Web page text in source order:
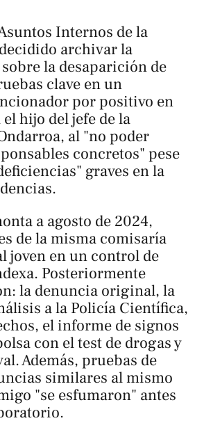
Internos de la
archivar la
la desaparición de
clave en un
por positivo en
hijo del jefe de la
al "no poder
concretos" pese
graves en la
a agosto de 2024,
de la misma comisaría
joven en un control de
Posteriormente
la denuncia original, la
a la Policía Científica,
el informe de signos
con el test de drogas y
Además, pruebas de
similares al mismo
"se esfumaron" antes